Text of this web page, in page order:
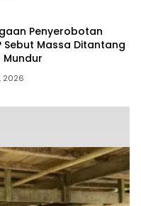
Penyerobotan
Sebut Massa Ditantang
2026